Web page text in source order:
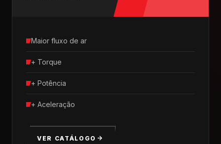
Maior fluxo de ar
+ Torque
+ Potência
+ Aceleração
VER CATÁLOGO